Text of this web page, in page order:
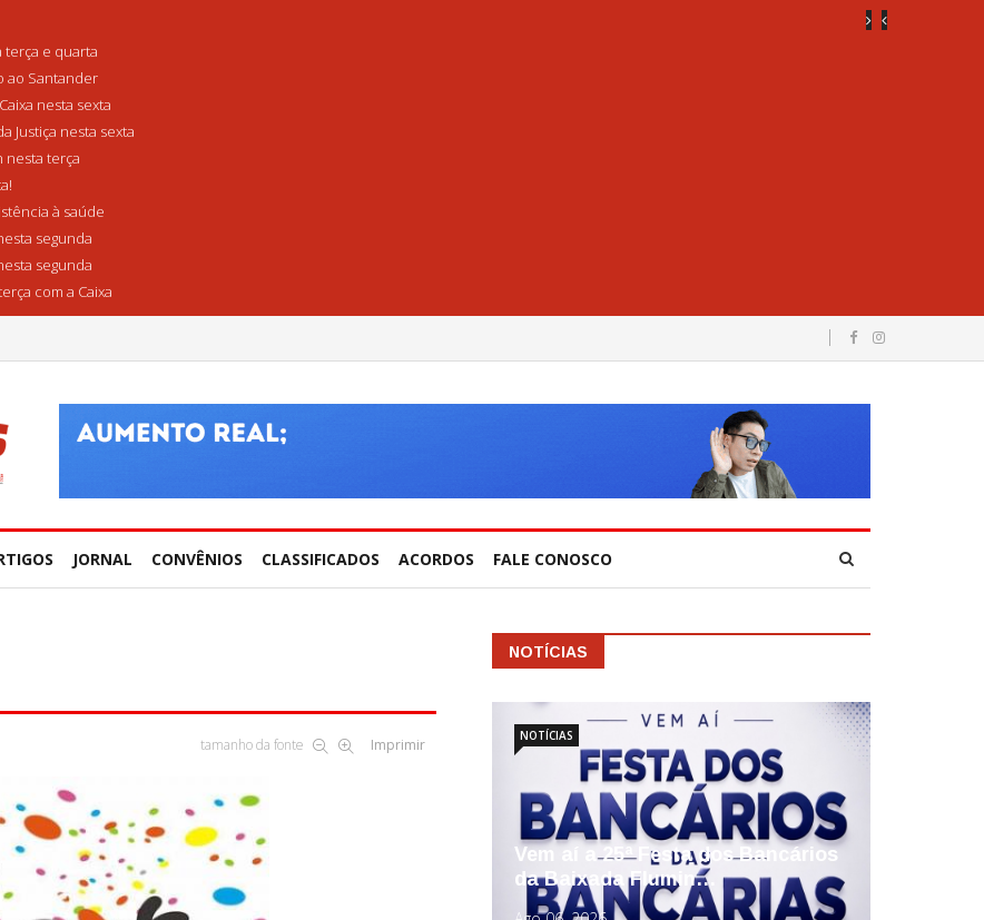
terça e quarta
ao Santander
nesta sexta
Justiça nesta sexta
nesta terça
à saúde
segunda
segunda
com a Caixa
JORNAL CONVÊNIOS CLASSIFICADOS ACORDOS FALE CONOSCO
tamanho da fonte Imprimir
NOTÍCIAS
Vem aí a 25ª Festa dos Bancários
da Baixada Flumin…
NOTÍCIAS